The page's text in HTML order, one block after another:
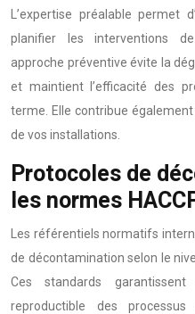
L’expertise préalable permet
planifier les interventions
approche préventive évite la
et maintient l’efficacité des
terme. Elle contribue
de vos installations.
Protocoles de
les normes
Les référentiels normatifs
de décontamination selon le
Ces standards
reproductible des